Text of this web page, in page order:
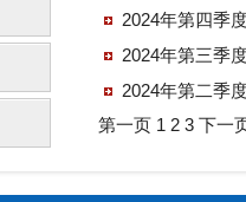
2024年第四季
2024年第三季
2024年第二季
第一页 1 2 3 下一